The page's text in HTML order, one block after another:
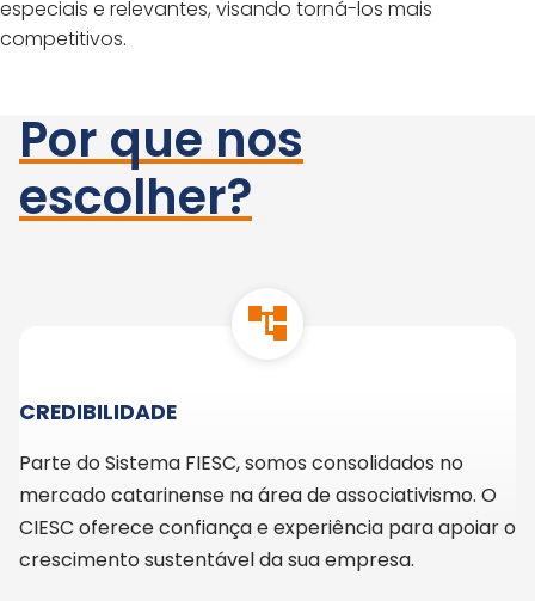
especiais e relevantes, visando torná-los mais
competitivos.
Por que nos
escolher?
account_tree
CREDIBILIDADE
Parte do Sistema FIESC, somos consolidados no
mercado catarinense na área de associativismo. O
CIESC oferece confiança e experiência para apoiar o
crescimento sustentável da sua empresa.